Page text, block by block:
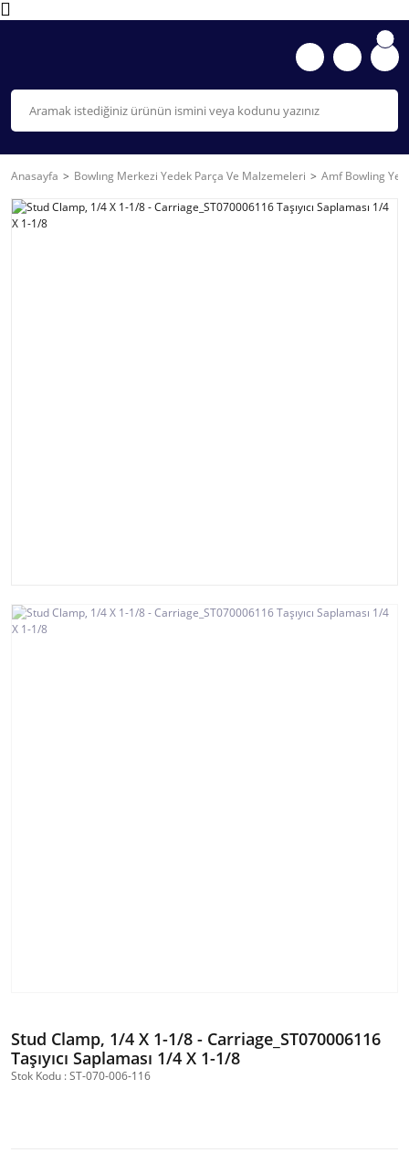
Anasayfa Bowlıng Merkezi Yedek Parça Ve Malzemeleri Amf Bowling
Stud Clamp, 1/4 X 1-1/8 - Carriage_ST070006116
Taşıyıcı Saplaması 1/4 X 1-1/8
Stok Kodu : ST-070-006-116